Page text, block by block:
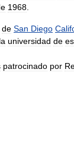
1968
de San Diego
la universidad de
patrocinado por